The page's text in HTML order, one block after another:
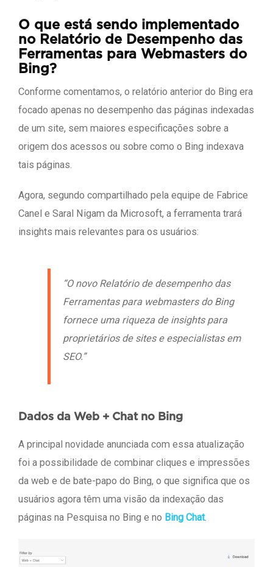
O que está sendo implementado
no Relatório de Desempenho das
Ferramentas para Webmasters do
Bing?
Conforme comentamos, o relatório anterior do Bing era
focado apenas no desempenho das páginas indexadas
de um site, sem maiores especificações sobre a
origem dos acessos ou sobre como o Bing indexava
tais páginas.
Agora, segundo compartilhado pela equipe de Fabrice
Canel e Saral Nigam da Microsoft, a ferramenta trará
insights mais relevantes para os usuários:
“O novo Relatório de desempenho das
Ferramentas para webmasters do Bing
fornece uma riqueza de insights para
proprietários de sites e especialistas em
SEO.”
Dados da Web + Chat no Bing
A principal novidade anunciada com essa atualização
foi a possibilidade de combinar cliques e impressões
da web e de bate-papo do Bing, o que significa que os
usuários agora têm uma visão da indexação das
páginas na Pesquisa no Bing e no Bing Chat.